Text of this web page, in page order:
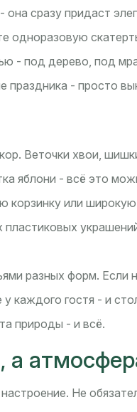
сразу придаст
одноразовую
- под дерево, под
праздника - просто
Веточки хвои,
яблони - всё это
или широкую
пластиковых
разных форм. Если
каждого гостя - и
природы - и всё.
а
Не